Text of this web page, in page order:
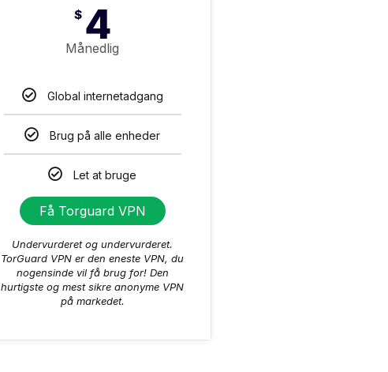
$ 4
Månedlig
Global internetadgang
Brug på alle enheder
Let at bruge
Få Torguard VPN
Undervurderet og undervurderet.
TorGuard VPN er den eneste VPN, du
nogensinde vil få brug for! Den
hurtigste og mest sikre anonyme VPN
på markedet.